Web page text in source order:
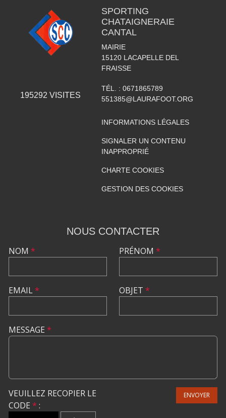
195292 VISITES
SPORTING
CHATAIGNERAIE
CANTAL
MAIRIE
15120 LACAPELLE DEL
FRAISSE
TÉL. : 0671865789
551385@LAURAFOOT.ORG
INFORMATIONS LÉGALES
SIGNALER UN CONTENU
INAPPROPRIÉ
CHARTE COOKIES
GESTION DES COOKIES
NOUS CONTACTER
NOM *
EMAIL*
PRÉNOM *
OBJET *
MESSAGE *
VEUILLEZ RECOPIER LE
CODE * :
ENVOYER